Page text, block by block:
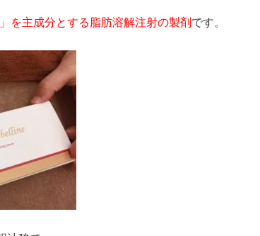
を主成分とする脂肪溶解注射の製剤です。